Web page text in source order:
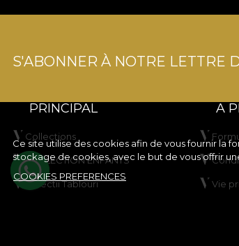
Ce site utilise des cookies afin de vous fournir la
stockage de cookies, avec le but de vous offrir
COOKIES PREFERENCES
S'ABONNER À NOTRE LETTRE
PRINCIPAL
Collections
COLLECTION ENFANTS
Colectii Tablouri
A
Vie